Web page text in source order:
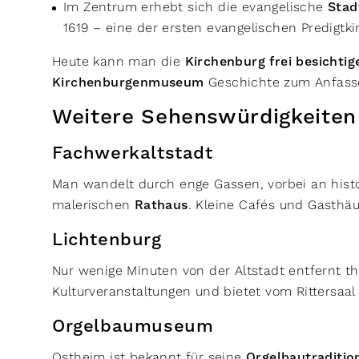
Im Zentrum erhebt sich die evangelische
1619 – eine der ersten evangelischen
Heute kann man die Kirchenburg frei
Kirchenburgenmuseum Geschichte zum
Weitere
Fachwerkaltstadt
Man wandelt durch enge Gassen, vorbei an
malerischen Rathaus. Kleine Cafés und
Lichtenburg
Nur wenige Minuten von der Altstadt entfernt
Kulturveranstaltungen und bietet vom
Orgelbaumuseum